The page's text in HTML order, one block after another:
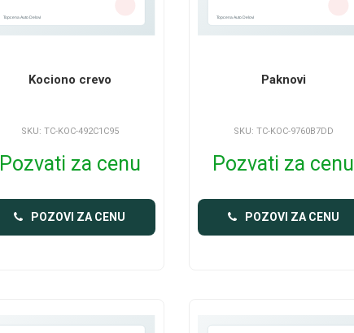
Kociono crevo
SKU: TC-KOC-492C1C95
Pozvati za cenu
POZOVI ZA CENU
Paknovi
SKU: TC-KOC-9760B7DD
Pozvati za cenu
POZOVI ZA CENU